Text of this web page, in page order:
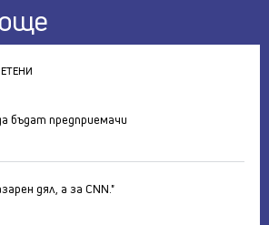
бъдат предприемачи
дял, а за CNN."